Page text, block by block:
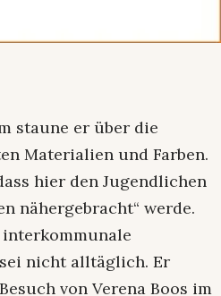
staune er über die
Materialien und Farben.
hier den Jugendlichen
nähergebracht“ werde.
nicht alltäglich. Er
von Verena Boos im